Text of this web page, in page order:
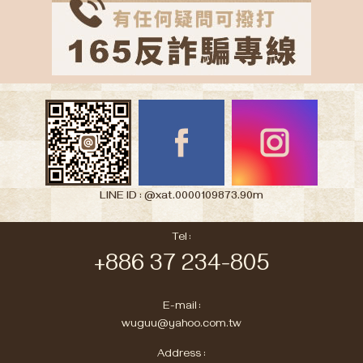
LINE ID : @xat.0000109873.90m
Tel :
+886 37 234-805
E-mail :
wuguu@yahoo.com.tw
Address :